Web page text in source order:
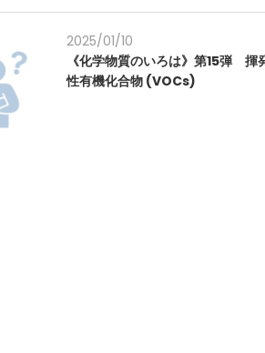
2025/01/10
《化学物質のいろは》第15弾 揮
性有機化合物 (VOCs)